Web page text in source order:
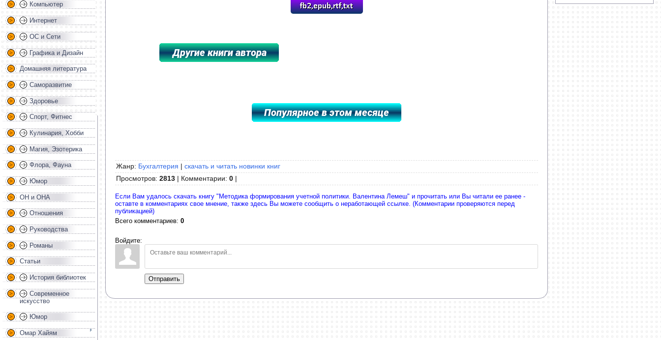
Компьютер
Интернет
ОС и Сети
Графика и Дизайн
Домашняя литература
Саморазвитие
Здоровье
Спорт, Фитнес
Кулинария, Хобби
Магия, Эзотерика
Флора, Фауна
Юмор
ОН и ОНА
Отношения
Руководства
Романы
Статьи
История библиотек
Современное
искусство
Юмор
Омар Хайям
Жанр: Бухгалтерия | скачать и читать новинки книг
Просмотров: 2813 | Комментарии: 0 |
Если Вам удалось скачать книгу "Методика формирования учетной политики. Валентина Лемеш" и прочитать или Вы читали ее ранее -
оставте в комментариях свое мнение, также здесь Вы можете сообщить о неработающей ссылке. (Комментарии проверяются перед
публикацией)
Всего комментариев: 0
Войдите:
Отправить